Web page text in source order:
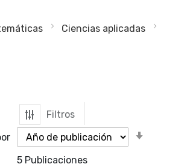
Ciencias aplicadas
Filtros
5Publicaciones